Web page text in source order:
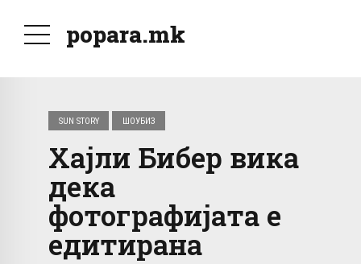
popara.mk
SUN STORY ШОУБИЗ
Хајли Бибер вика
дека
фотографијата е
едитирана